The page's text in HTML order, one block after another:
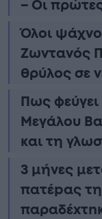
– Οι
Όλοι
Ζωντανός
θρύλος σε
Πως
Μεγάλου
και τη
3 μήνες
πατέpας